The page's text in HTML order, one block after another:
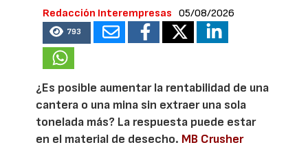
Redacción Interempresas 05/08/2026
793
¿Es posible aumentar la rentabilidad de una
cantera o una mina sin extraer una sola
tonelada más? La respuesta puede estar
en el material de desecho. MB Crusher